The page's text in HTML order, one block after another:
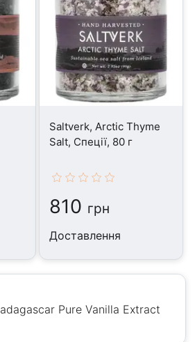
Saltverk, Arctic Thyme
Salt, Спеції, 80 г
810 грн
Доставлення
Pure Vanilla Extract